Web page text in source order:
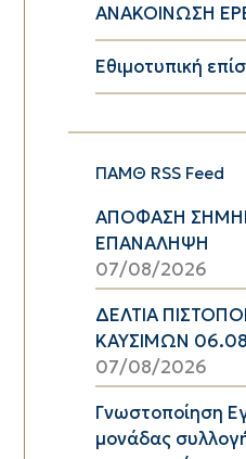
ΑΝΑΚΟΙΝΩΣΗ
Εθιμοτυπική
ΠΑΜΘ RSS Feed
ΑΠΟΦΑΣΗ
ΕΠΑΝΑΛΗΨΗ
07/08/2026
ΔΕΛΤΙΑ
ΚΑΥΣΙΜΩΝ
07/08/2026
Γνωστοποίηση
μονάδας